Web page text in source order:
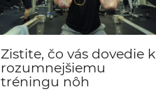
Zistite, čo vás dovedie k
rozumnejšiemu
tréningu nôh